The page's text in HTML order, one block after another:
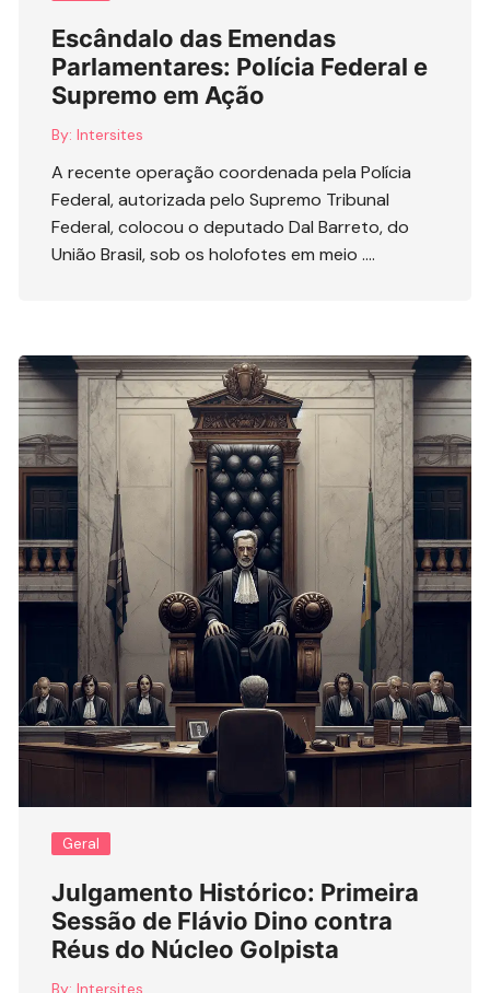
Escândalo das Emendas
Parlamentares: Polícia Federal e
Supremo em Ação
By: Intersites
A recente operação coordenada pela Polícia
Federal, autorizada pelo Supremo Tribunal
Federal, colocou o deputado Dal Barreto, do
União Brasil, sob os holofotes em meio ….
Geral
Julgamento Histórico: Primeira
Sessão de Flávio Dino contra
Réus do Núcleo Golpista
By: Intersites